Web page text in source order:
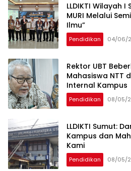
LLDIKTI Wilayah
MURI Melalui
Ilmu”
Pendidikan 04/06/
Rektor UBT
Mahasiswa NTT
Internal Kampus
Pendidikan 08/05/
LLDIKTI Sumut:
Kampus dan
Kami
Pendidikan 08/05/